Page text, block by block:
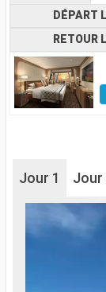
DÉPART
RETOUR
Jour 1 Jour